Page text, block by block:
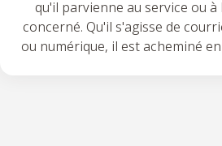
qu'il parvienne au service ou à
concerné. Qu'il s'agisse de
ou numérique, il est acheminé